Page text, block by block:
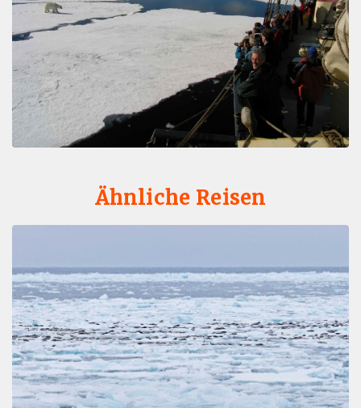
Ähnliche Reisen